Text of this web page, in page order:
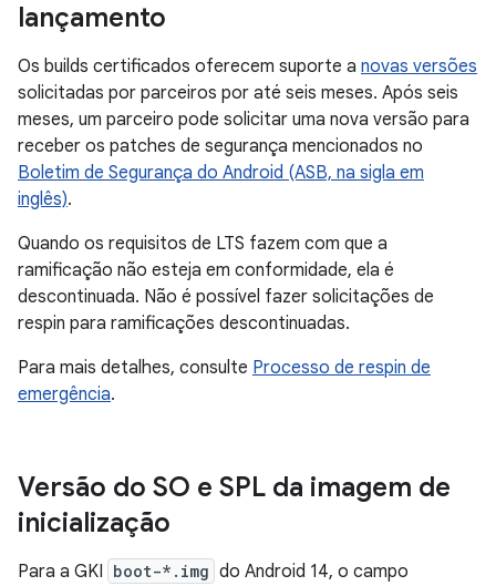
lançamento
Os builds certificados oferecem suporte a novas versões
solicitadas por parceiros por até seis meses. Após seis
meses, um parceiro pode solicitar uma nova versão para
receber os patches de segurança mencionados no
Boletim de Segurança do Android (ASB, na sigla em
inglês).
Quando os requisitos de LTS fazem com que a
ramificação não esteja em conformidade, ela é
descontinuada. Não é possível fazer solicitações de
respin para ramificações descontinuadas.
Para mais detalhes, consulte Processo de respin de
emergência.
Versão do SO e SPL da imagem de
inicialização
Para a GKI boot-*.img do Android 14, o campo